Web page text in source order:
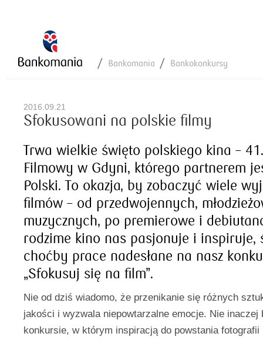
Bankomania Bankokonkursy
2016.09.21
Sfokusowani na polskie filmy
Trwa wielkie święto polskiego kina –
Filmowy w Gdyni, którego partnerem
Polski. To okazja, by zobaczyć wiele
filmów – od przedwojennych,
muzycznych, po premierowe i
rodzime kino nas pasjonuje i inspiruje,
choćby prace nadesłane na nasz
„Sfokusuj się na film”.
Nie od dziś wiadomo, że przenikanie się różnych
jakości i wyzwala niepowtarzalne emocje. Nie inaczej
konkursie, w którym inspiracją do powstania fotografii